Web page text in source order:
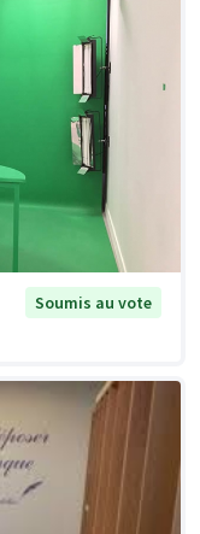
Soumis au vote